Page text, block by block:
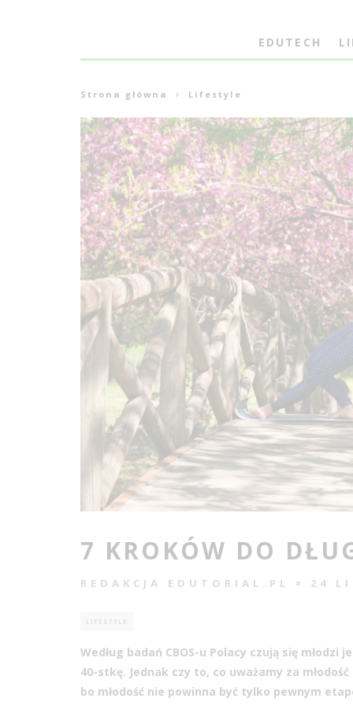
EDUTECH
Strona główna Lifestyle
7 KROKÓW DO
REDAKCJA EDUTORIAL.PL 24
LIFESTYLE
Według badań CBOS-u Polacy czują się
40-stkę. Jednak czy to, co uważamy za
bo młodość nie powinna być tylko pewnym